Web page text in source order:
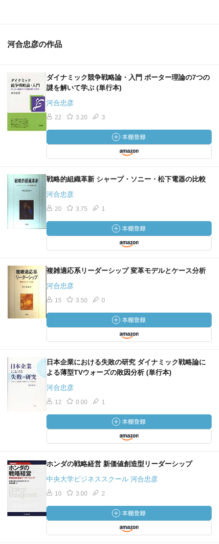
河合忠彦の作品
ダイナミック競争戦略論・入門 ポーター理論の7つの
謎を解いて学ぶ (単行本)
河合忠彦
22 3.20 3
戦略的組織革新 シャープ・ソニー・松下電器の比較
河合忠彦
20 3.75 1
複雑適応系リーダーシップ 変革モデルとケース分析
河合忠彦
15 3.50 0
日本企業における失敗の研究 ダイナミック戦略論に
よる薄型TVウォーズの敗因分析 (単行本)
河合忠彦
12 0.00 1
ホンダの戦略経営 新価値創造型リーダーシップ
中央大学ビジネススクール 河合忠彦
10 3.00 2